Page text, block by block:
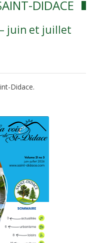
DIDACE
– juin et juillet
Didace.